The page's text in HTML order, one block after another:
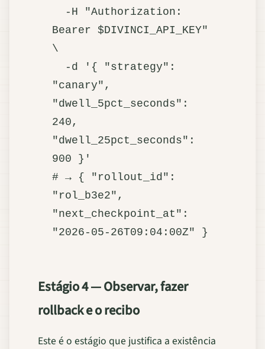
Bearer $DIVINCI_API_KEY"
\
"canary",
"dwell_5pct_seconds":
240,
"dwell_25pct_seconds":
900 }'
# → { "rollout_id":
"rol_b3e2",
"next_checkpoint_at":
Estágio 4 — Observar, fazer
rollback e o recibo
Este é o estágio que justifica a existência